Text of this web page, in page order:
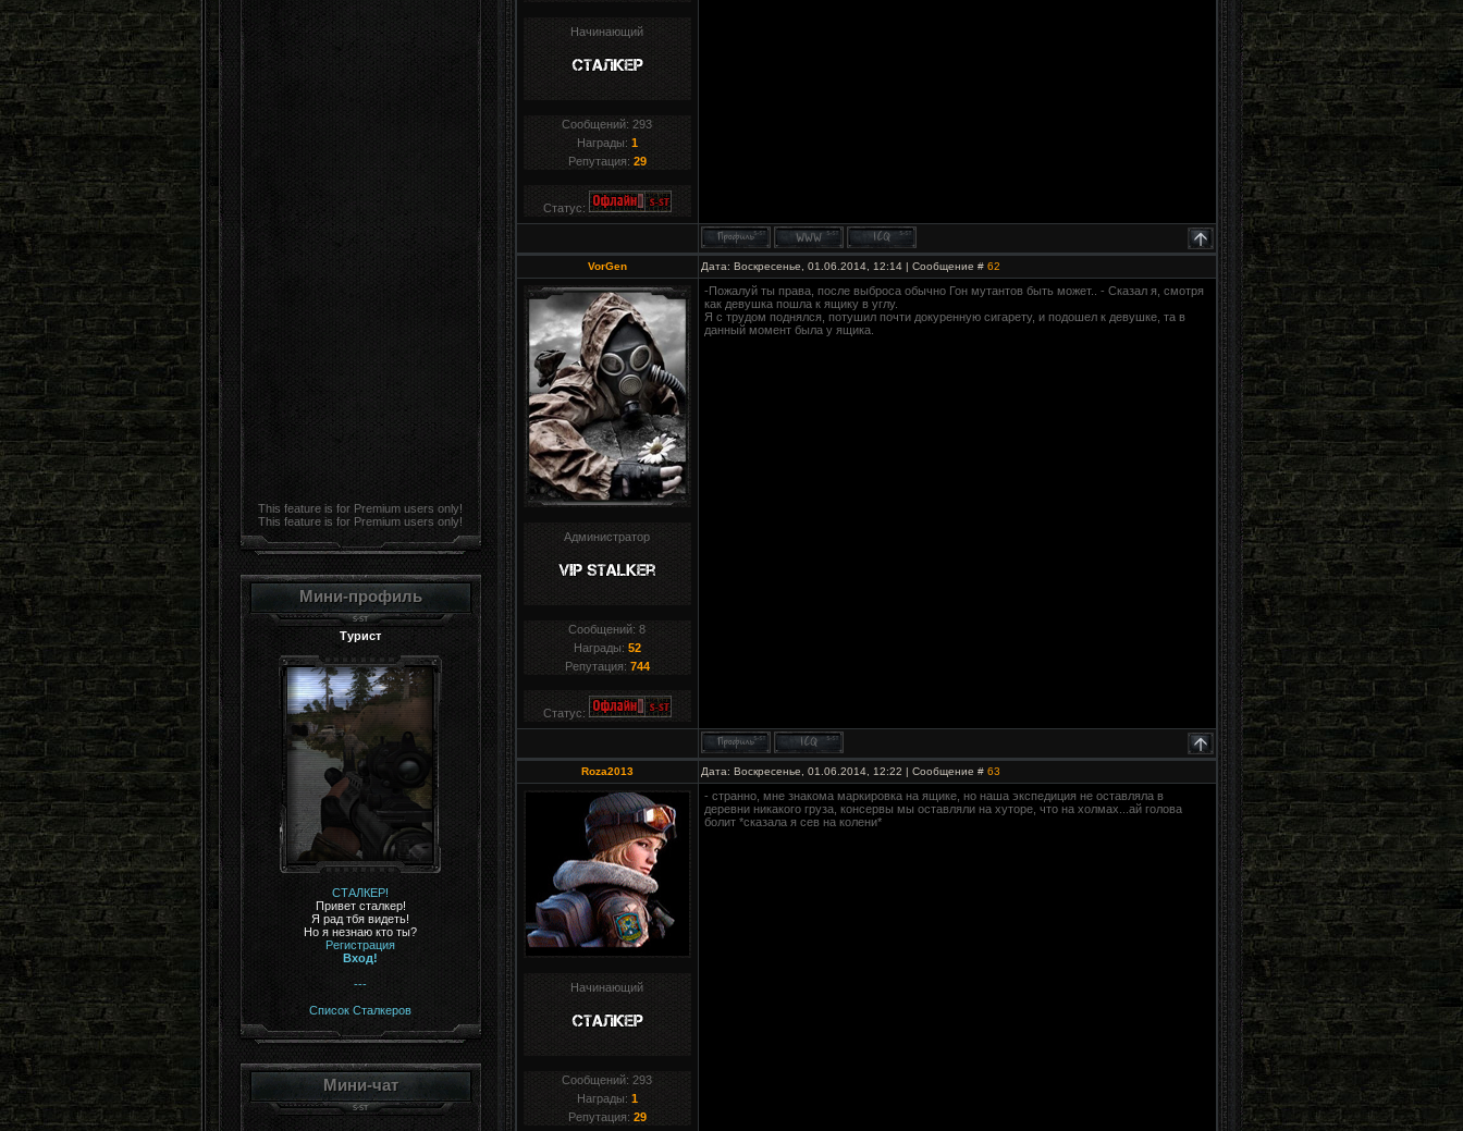
This feature is for Premium users only!
This feature is for Premium users only!
Мини-профиль
Турист
СТАЛКЕР!
Привет сталкер!
Я рад тбя видеть!
Но я незнаю кто ты?
Регистрация
Вход!
---
Список Сталкеров
Мини-чат
Начинающий
Сообщений: 293
Награды: 1
Репутация: 29
Статус:
VorGen Дата: Воскресенье, 01.06.2014, 12:14 | Сообщение # 62
Администратор
Сообщений: 8
Награды: 52
Репутация: 744
Статус:
-Пожалуй ты права, после выброса обычно Гон мутантов быть может.. - Сказал я, смотря
как девушка пошла к ящику в углу.
Я с трудом поднялся, потушил почти докуренную сигарету, и подошел к девушке, та в
данный момент была у ящика.
Roza2013 Дата: Воскресенье, 01.06.2014, 12:22 | Сообщение # 63
Начинающий
Сообщений: 293
Награды: 1
Репутация: 29
- странно, мне знакома маркировка на ящике, но наша экспедиция не оставляла в
деревни никакого груза, консервы мы оставляли на хуторе, что на холмах...ай голова
болит *сказала я сев на колени*